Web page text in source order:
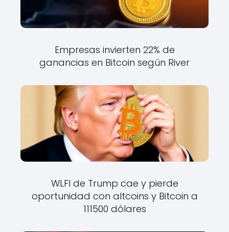
Empresas invierten 22% de
ganancias en Bitcoin según River
WLFI de Trump cae y pierde
oportunidad con altcoins y Bitcoin a
111500 dólares